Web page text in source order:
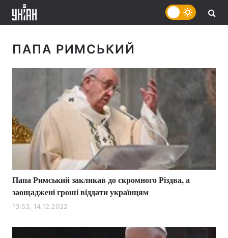
ПАПА РИМСЬКИЙ
Папа Римський закликав до скромного Різдва, а
заощаджені гроші віддати українцям
13:53, 14.12.2022